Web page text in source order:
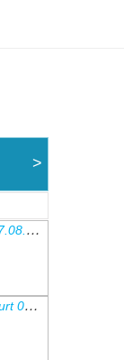
>
TSV 1860 - FC Augsburg II (07.08.26, 19:00Uhr)
FC Bayern II - 1. FC Schweinfurt 05 (08.08.26, 14.00 Uhr)